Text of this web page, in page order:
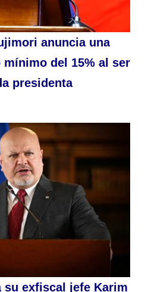
anuncia una
del 15% al ser
presidenta
su exfiscal jefe Karim